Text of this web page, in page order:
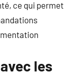
ce qui permet
les